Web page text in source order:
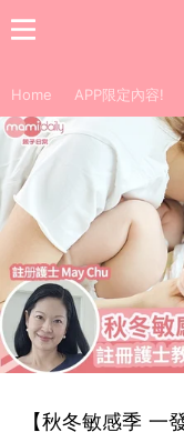
Home APP限定內容!
【秋冬敏感季 一